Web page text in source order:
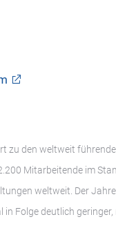
zu den weltweit
Mitarbeitende im
weltweit. Der
Folge deutlich